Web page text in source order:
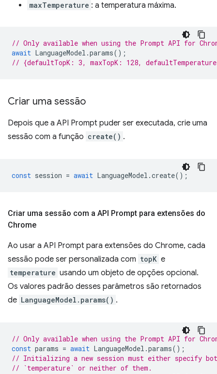
maxTemperature : a temperatura máxima.
// Only available when using the Prompt API for
await LanguageModel .params();
// {defaultTopK: 3, maxTopK: 128,
Criar uma sessão
Depois que a API Prompt puder ser executada, crie uma
sessão com a função create() .
const session = await LanguageModel .create();
Criar uma sessão com a API Prompt para extensões do
Chrome
Ao usar a API Prompt para extensões do Chrome, cada
sessão pode ser personalizada com topK e
temperature usando um objeto de opções opcional.
Os valores padrão desses parâmetros são retornados
de LanguageModel.params() .
// Only available when using the Prompt API for
const params = await LanguageModel .params();
// Initializing a new session must either specify
// `temperature` or neither of them.